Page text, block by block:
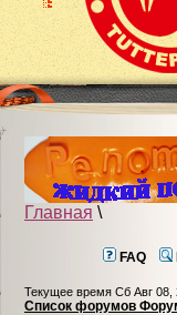
Главная \
FAQ
Текущее время Сб Авг 08,
Список форумов